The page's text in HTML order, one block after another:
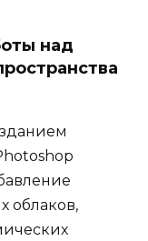
над
облаков,